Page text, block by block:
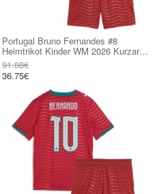
Portugal Bruno Fernandes #8
Heimtrikot Kinder WM 2026 Kurzarm
(+ kurze hosen)
91.88€
36.75€